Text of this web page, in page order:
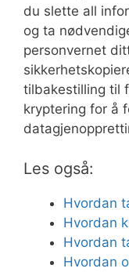
du slette all
og ta
personvernet
tilbakestilling til
kryptering for å
Les også:
Hvordan
Hvordan
Hvordan
Hvordan